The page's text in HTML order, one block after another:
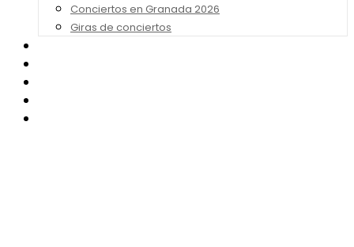
Conciertos en Granada 2026
Giras de conciertos